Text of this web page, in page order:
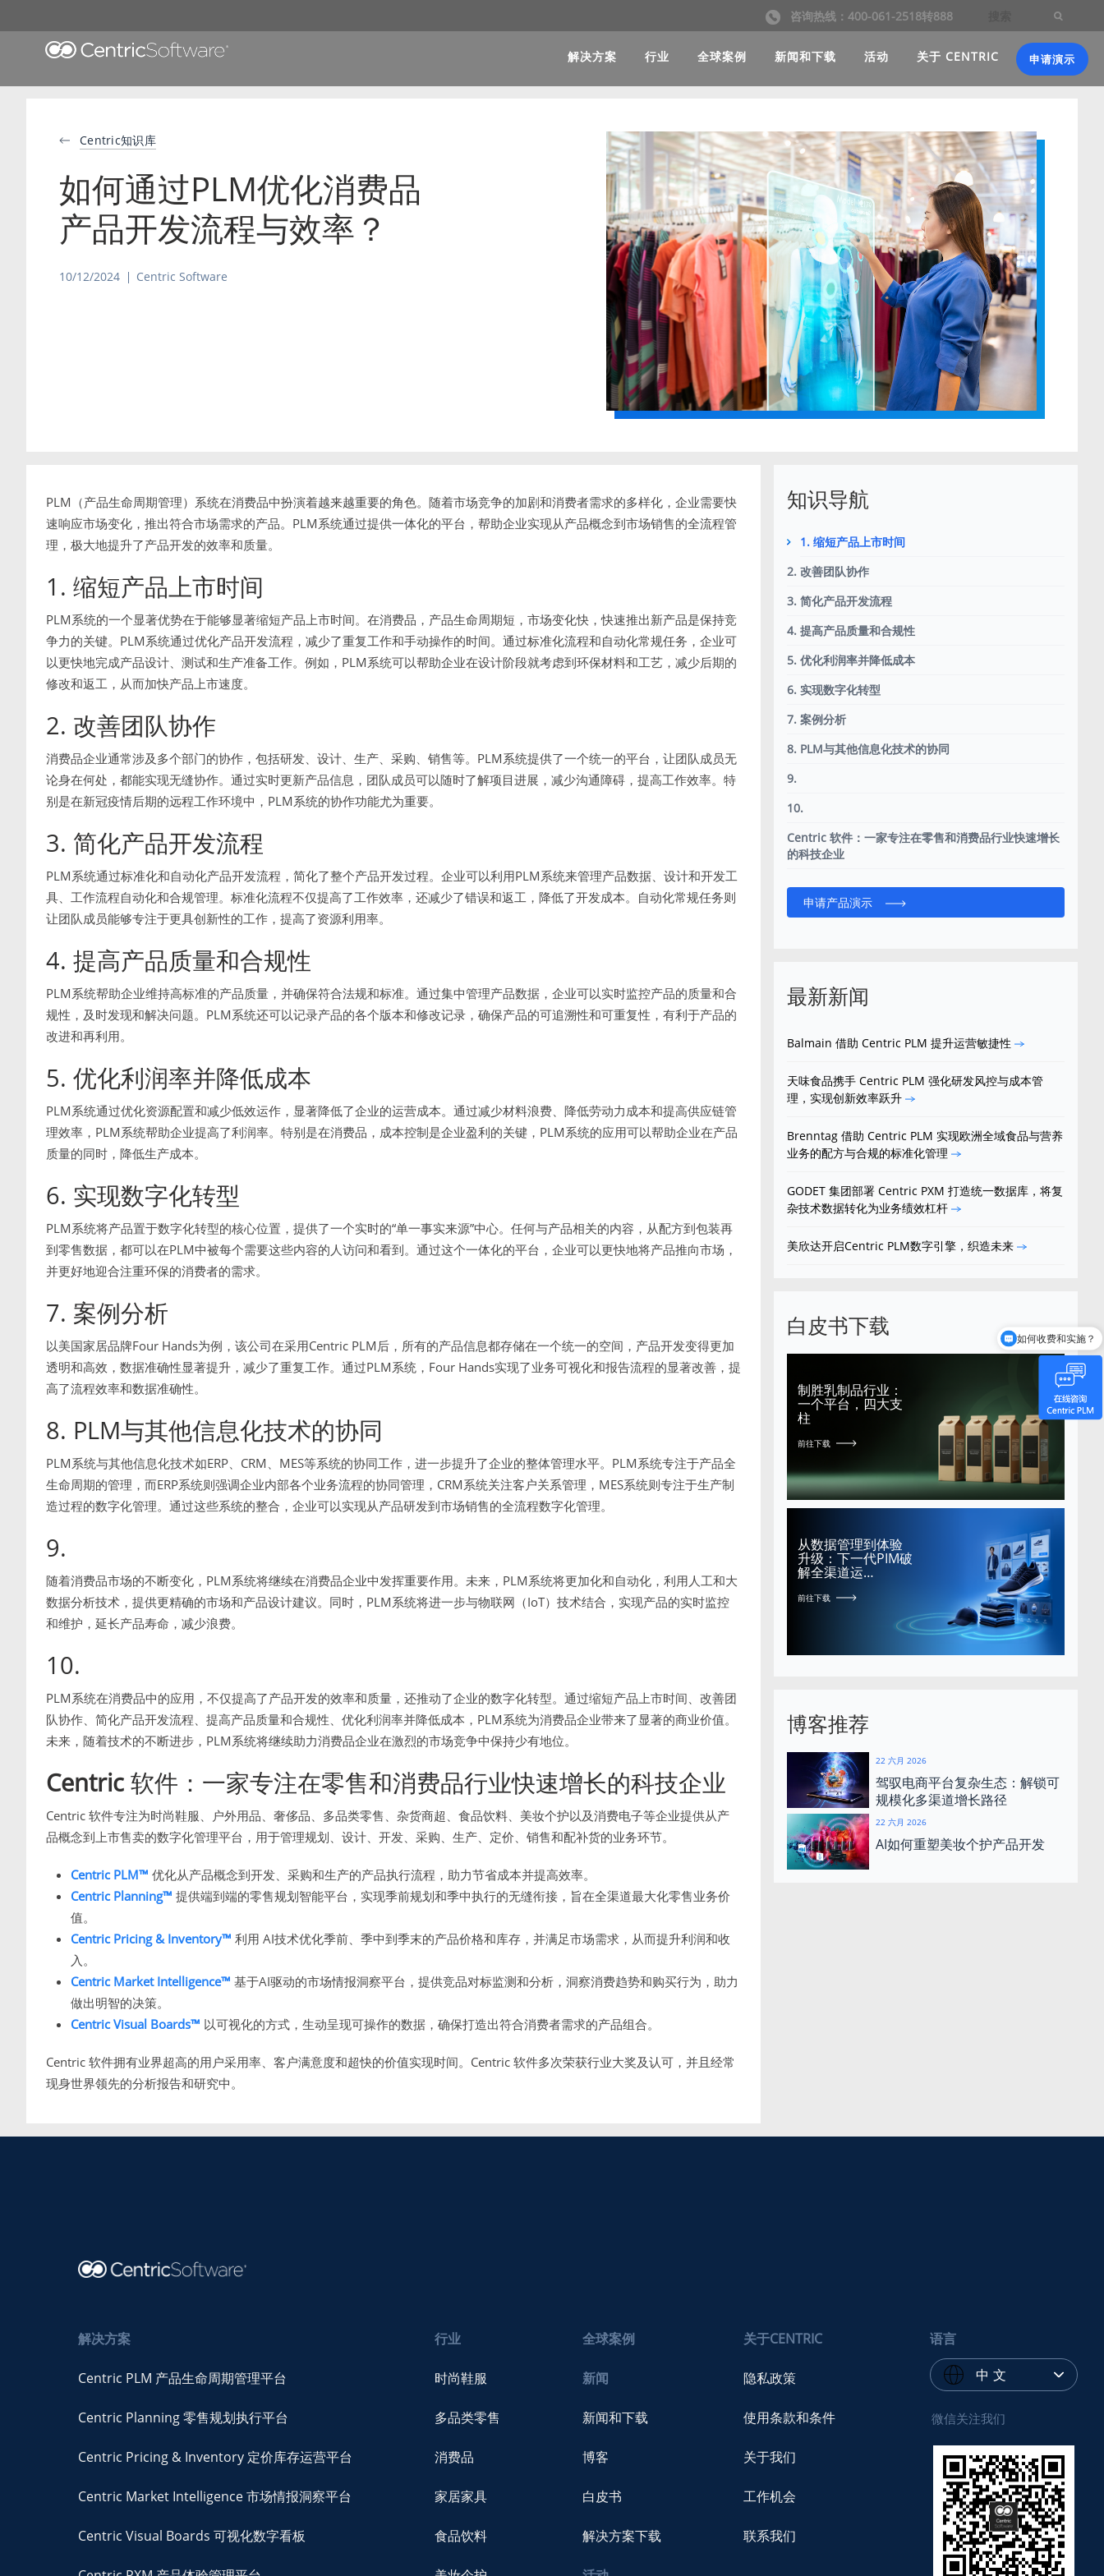
咨询热线：400-061-2518转888
解决方案 行业 全球案例 新闻和下载 活动 关于 CENTRIC 申请演示
Centric知识库
如何通过PLM优化消费品
产品开发流程与效率？
10/12/2024 Centric Software
PLM（产品生命周期管理）系统在消费品中扮演着越来越重要的角色。随着市场竞争的加剧和消费者需求的多样化，企业需要快
速响应市场变化，推出符合市场需求的产品。PLM系统通过提供一体化的平台，帮助企业实现从产品概念到市场销售的全流程管
理，极大地提升了产品开发的效率和质量。
1. 缩短产品上市时间
PLM系统的一个显著优势在于能够显著缩短产品上市时间。在消费品，产品生命周期短，市场变化快，快速推出新产品是保持竞
争力的关键。PLM系统通过优化产品开发流程，减少了重复工作和手动操作的时间。通过标准化流程和自动化常规任务，企业可
以更快地完成产品设计、测试和生产准备工作。例如，PLM系统可以帮助企业在设计阶段就考虑到环保材料和工艺，减少后期的
修改和返工，从而加快产品上市速度。
2. 改善团队协作
消费品企业通常涉及多个部门的协作，包括研发、设计、生产、采购、销售等。PLM系统提供了一个统一的平台，让团队成员无
论身在何处，都能实现无缝协作。通过实时更新产品信息，团队成员可以随时了解项目进展，减少沟通障碍，提高工作效率。特
别是在新冠疫情后期的远程工作环境中，PLM系统的协作功能尤为重要。
3. 简化产品开发流程
PLM系统通过标准化和自动化产品开发流程，简化了整个产品开发过程。企业可以利用PLM系统来管理产品数据、设计和开发工
具、工作流程自动化和合规管理。标准化流程不仅提高了工作效率，还减少了错误和返工，降低了开发成本。自动化常规任务则
让团队成员能够专注于更具创新性的工作，提高了资源利用率。
4. 提高产品质量和合规性
PLM系统帮助企业维持高标准的产品质量，并确保符合法规和标准。通过集中管理产品数据，企业可以实时监控产品的质量和合
规性，及时发现和解决问题。PLM系统还可以记录产品的各个版本和修改记录，确保产品的可追溯性和可重复性，有利于产品的
改进和再利用。
5. 优化利润率并降低成本
PLM系统通过优化资源配置和减少低效运作，显著降低了企业的运营成本。通过减少材料浪费、降低劳动力成本和提高供应链管
理效率，PLM系统帮助企业提高了利润率。特别是在消费品，成本控制是企业盈利的关键，PLM系统的应用可以帮助企业在产品
质量的同时，降低生产成本。
6. 实现数字化转型
PLM系统将产品置于数字化转型的核心位置，提供了一个实时的“单一事实来源”中心。任何与产品相关的内容，从配方到包装再
到零售数据，都可以在PLM中被每个需要这些内容的人访问和看到。通过这个一体化的平台，企业可以更快地将产品推向市场，
并更好地迎合注重环保的消费者的需求。
7. 案例分析
以美国家居品牌Four Hands为例，该公司在采用Centric PLM后，所有的产品信息都存储在一个统一的空间，产品开发变得更加
透明和高效，数据准确性显著提升，减少了重复工作。通过PLM系统，Four Hands实现了业务可视化和报告流程的显著改善，提
高了流程效率和数据准确性。
8. PLM与其他信息化技术的协同
PLM系统与其他信息化技术如ERP、CRM、MES等系统的协同工作，进一步提升了企业的整体管理水平。PLM系统专注于产品全
生命周期的管理，而ERP系统则强调企业内部各个业务流程的协同管理，CRM系统关注客户关系管理，MES系统则专注于生产制
造过程的数字化管理。通过这些系统的整合，企业可以实现从产品研发到市场销售的全流程数字化管理。
9.
随着消费品市场的不断变化，PLM系统将继续在消费品企业中发挥重要作用。未来，PLM系统将更加化和自动化，利用人工和大
数据分析技术，提供更精确的市场和产品设计建议。同时，PLM系统将进一步与物联网（IoT）技术结合，实现产品的实时监控
和维护，延长产品寿命，减少浪费。
10.
PLM系统在消费品中的应用，不仅提高了产品开发的效率和质量，还推动了企业的数字化转型。通过缩短产品上市时间、改善团
队协作、简化产品开发流程、提高产品质量和合规性、优化利润率并降低成本，PLM系统为消费品企业带来了显著的商业价值。
未来，随着技术的不断进步，PLM系统将继续助力消费品企业在激烈的市场竞争中保持少有地位。
Centric 软件：一家专注在零售和消费品行业快速增长的科技企业
Centric 软件专注为时尚鞋服、户外用品、奢侈品、多品类零售、杂货商超、食品饮料、美妆个护以及消费电子等企业提供从产
品概念到上市售卖的数字化管理平台，用于管理规划、设计、开发、采购、生产、定价、销售和配补货的业务环节。
Centric PLM™ 优化从产品概念到开发、采购和生产的产品执行流程，助力节省成本并提高效率。
Centric Planning™ 提供端到端的零售规划智能平台，实现季前规划和季中执行的无缝衔接，旨在全渠道最大化零售业务价
值。
Centric Pricing & Inventory™ 利用 AI技术优化季前、季中到季末的产品价格和库存，并满足市场需求，从而提升利润和收
入。
Centric Market Intelligence™ 基于AI驱动的市场情报洞察平台，提供竞品对标监测和分析，洞察消费趋势和购买行为，助力
做出明智的决策。
Centric Visual Boards™ 以可视化的方式，生动呈现可操作的数据，确保打造出符合消费者需求的产品组合。
Centric 软件拥有业界超高的用户采用率、客户满意度和超快的价值实现时间。Centric 软件多次荣获行业大奖及认可，并且经常
现身世界领先的分析报告和研究中。
知识导航
1. 缩短产品上市时间
2. 改善团队协作
3. 简化产品开发流程
4. 提高产品质量和合规性
5. 优化利润率并降低成本
6. 实现数字化转型
7. 案例分析
8. PLM与其他信息化技术的协同
9.
10.
Centric 软件：一家专注在零售和消费品行业快速增长
的科技企业
申请产品演示
最新新闻
Balmain 借助 Centric PLM 提升运营敏捷性
天味食品携手 Centric PLM 强化研发风控与成本管
理，实现创新效率跃升
Brenntag 借助 Centric PLM 实现欧洲全域食品与营养
业务的配方与合规的标准化管理
GODET 集团部署 Centric PXM 打造统一数据库，将复
杂技术数据转化为业务绩效杠杆
美欣达开启Centric PLM数字引擎，织造未来
白皮书下载
制胜乳制品行业：
一个平台，四大支
柱
前往下载
从数据管理到体验
升级：下一代PIM破
解全渠道运…
前往下载
博客推荐
22 六月 2026
驾驭电商平台复杂生态：解锁可
规模化多渠道增长路径
22 六月 2026
AI如何重塑美妆个护产品开发
解决方案
Centric PLM 产品生命周期管理平台
Centric Planning 零售规划执行平台
Centric Pricing & Inventory 定价库存运营平台
Centric Market Intelligence 市场情报洞察平台
Centric Visual Boards 可视化数字看板
行业
时尚鞋服
多品类零售
消费品
家居家具
食品饮料
全球案例
新闻
新闻和下载
博客
白皮书
解决方案下载
关于CENTRIC
隐私政策
使用条款和条件
关于我们
工作机会
联系我们
语言
中 文
微信关注我们
如何收费和实施？